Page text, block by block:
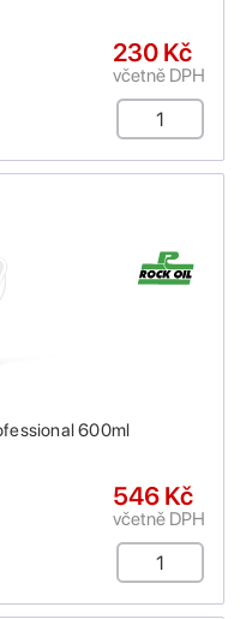
230 Kč
včetně DPH
600ml
546 Kč
včetně DPH